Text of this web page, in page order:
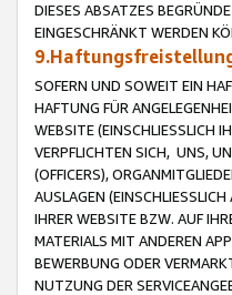
DIESES ABSATZES
EINGESCHRÄNKT WERDEN
SOFERN UND SOWEIT EIN
HAFTUNG FÜR
WEBSITE (EINSCHLIESSLICH
VERPFLICHTEN SICH, UNS,
(OFFICERS),
AUSLAGEN
IHRER WEBSITE BZW. AUF
MATERIALS MIT ANDEREN
BEWERBUNG ODER
NUTZUNG DER